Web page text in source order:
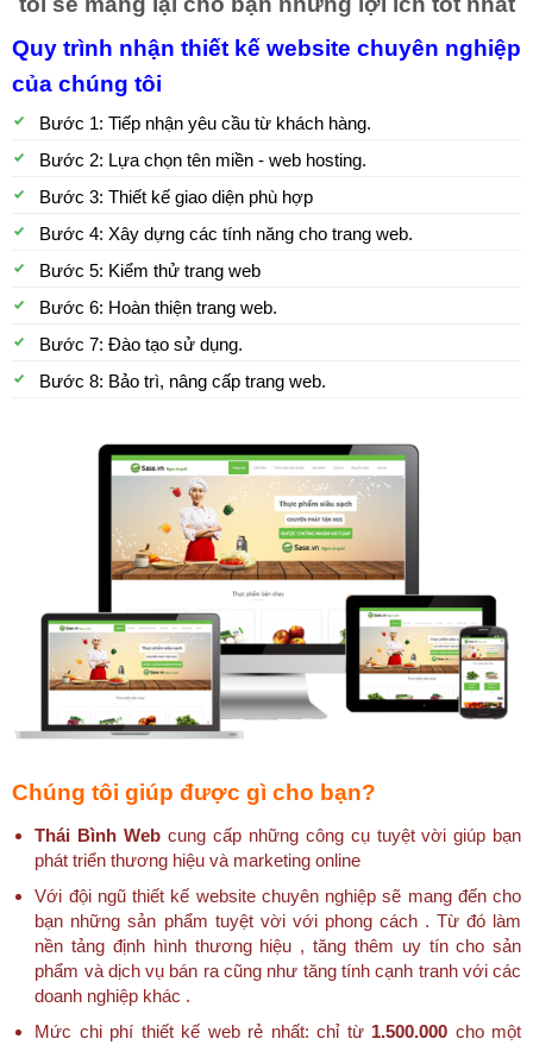
Quy trình nhận thiết kế website chuyên nghiệp
của chúng tôi
Bước 1: Tiếp nhận yêu cầu từ khách hàng.
Bước 2: Lựa chọn tên miền - web hosting.
Bước 3: Thiết kế giao diện phù hợp
Bước 4: Xây dựng các tính năng cho trang web.
Bước 5: Kiểm thử trang web
Bước 6: Hoàn thiện trang web.
Bước 7: Đào tạo sử dụng.
Bước 8: Bảo trì, nâng cấp trang web.
Chúng tôi giúp được gì cho bạn?
Thái Bình Web cung cấp những công cụ tuyệt vời giúp bạn
phát triển thương hiệu và marketing online
Với đội ngũ thiết kế website chuyên nghiệp sẽ mang đến cho
bạn những sản phẩm tuyệt vời với phong cách . Từ đó làm
nền tảng định hình thương hiệu , tăng thêm uy tín cho sản
phẩm và dịch vụ bán ra cũng như tăng tính cạnh tranh với các
doanh nghiệp khác .
Mức chi phí thiết kế web rẻ nhất: chỉ từ 1.500.000 cho một